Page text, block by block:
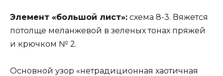
Элемент «большой лист»: схема 8-3. Вяжется
потолще меланжевой в зеленых тонах пряжей
и крючком № 2.
Основной узор «нетрадиционная хаотичная